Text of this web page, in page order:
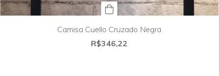
Camisa Cuello Cruzado Negra
R$346,22